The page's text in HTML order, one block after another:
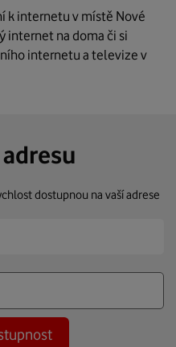
k internetu v místě Nové
internet na doma či si
internetu a televize v
dostupnou na vaší adrese